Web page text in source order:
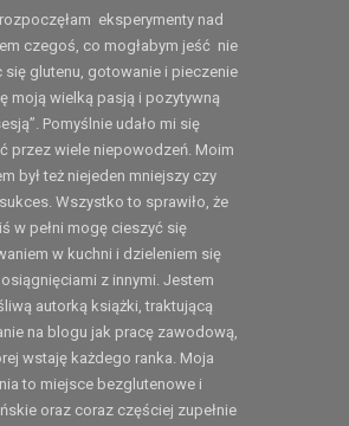
eksperymenty nad
czegoś, co mogłabym jeść nie
się glutenu, gotowanie i pieczenie
moją wielką pasją i pozytywną
Pomyślnie udało mi się
przez wiele niepowodzeń. Moim
był też niejeden mniejszy czy
Wszystko to sprawiło, że
w pełni mogę cieszyć się
w kuchni i dzieleniem się
z innymi. Jestem
autorką książki, traktującą
na blogu jak pracę zawodową,
wstaję każdego ranka. Moja
to miejsce bezglutenowe i
oraz coraz częściej zupełnie